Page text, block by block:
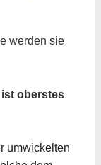
werden sie
ist oberstes
umwickelten